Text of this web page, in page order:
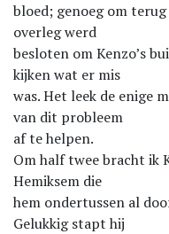
bloed; genoeg om
overleg werd
besloten om Kenzo’s
kijken wat er mis
was. Het leek de enige
van dit probleem
af te helpen.
Om half twee bracht ik
Hemiksem die
hem ondertussen al
Gelukkig stapt hij